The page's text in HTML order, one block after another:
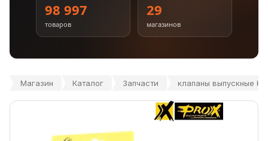
98 997
товаров
29
магазинов
Магазин Каталог Запчасти клапаны выпускные